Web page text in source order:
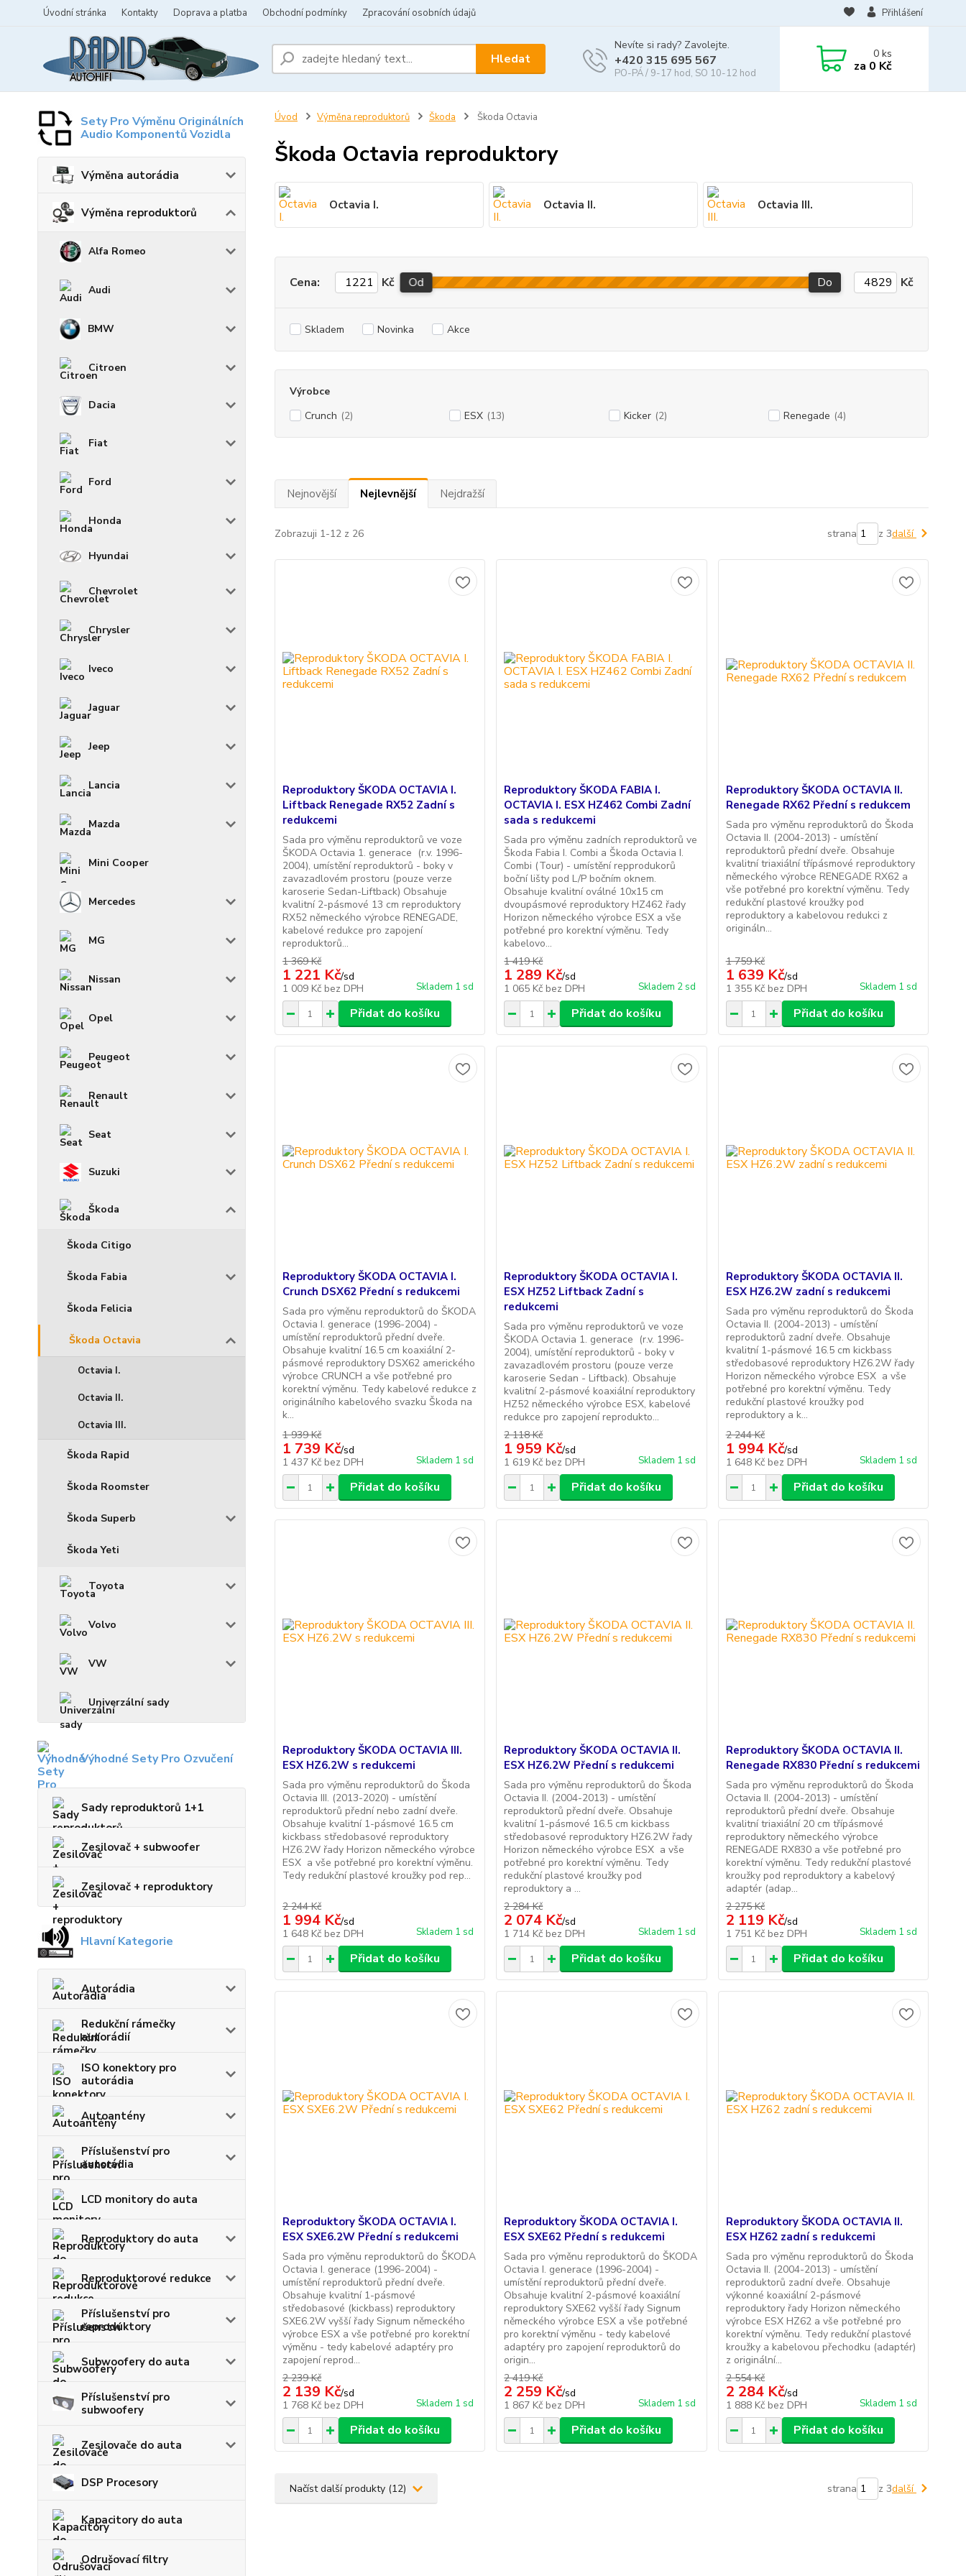
Úvodní stránka Kontakty Doprava a platba Obchodní podmínky Zpracování osobních údajů Přihlášení
Hledat
Nevíte si rady? Zavolejte.
+420 315 695 567
PO-PÁ / 9-17 hod, SO 10-12 hod
0ks
za 0 Kč
Sety Pro Výměnu Originálních
Audio Komponentů Vozidla
Výměna autorádia
Výměna reproduktorů
Alfa Romeo
Audi
BMW
Citroen
Dacia
Fiat
Ford
Honda
Hyundai
Chevrolet
Chrysler
Iveco
Jaguar
Jeep
Lancia
Mazda
Mini Cooper
Mercedes
MG
Nissan
Opel
Peugeot
Renault
Seat
Suzuki
Škoda
Škoda Citigo
Škoda Fabia
Škoda Felicia
Škoda Octavia
Octavia I.
Octavia II.
Octavia III.
Škoda Rapid
Škoda Roomster
Škoda Superb
Škoda Yeti
Toyota
Volvo
VW
Univerzální sady
Výhodné Sety Pro Ozvučení
Sady reproduktorů 1+1
Zesilovač + subwoofer
Zesilovač + reproduktory
Hlavní Kategorie
Autorádia
Redukční rámečky
autorádií
ISO konektory pro
autorádia
Autoantény
Příslušenství pro
autorádia
LCD monitory do auta
Reproduktory do auta
Reproduktorové redukce
Příslušenství pro
reproduktory
Subwoofery do auta
Příslušenství pro
subwoofery
Zesilovače do auta
DSP Procesory
Kapacitory do auta
Odrušovací filtry
Úvod Výměna reproduktorů Škoda Škoda Octavia
Škoda Octavia reproduktory
Octavia I. Octavia II. Octavia III.
Cena: Kč Od Do Kč
Skladem Novinka Akce
Výrobce
Crunch (2) ESX (13) Kicker (2) Renegade (4)
Nejnovější Nejlevnější Nejdražší
Zobrazuji 1-12 z 26 strana z 3další
Reproduktory ŠKODA OCTAVIA I.
Liftback Renegade RX52 Zadní s
redukcemi
Sada pro výměnu reproduktorů ve voze
ŠKODA Octavia 1. generace (r.v. 1996-
2004), umístění reproduktorů - boky v
zavazadlovém prostoru (pouze verze
karoserie Sedan-Liftback) Obsahuje
kvalitní 2-pásmové 13 cm reproduktory
RX52 německého výrobce RENEGADE,
kabelové redukce pro zapojení
reproduktorů...
1 369 Kč
1 221 Kč/sd
1 009 Kč bez DPH Skladem 1 sd
Přidat do košíku
Reproduktory ŠKODA FABIA I.
OCTAVIA I. ESX HZ462 Combi Zadní
sada s redukcemi
Sada pro výměnu zadních reproduktorů ve
Škoda Fabia I. Combi a Škoda Octavia I.
Combi (Tour) - umístění repprodukorů
boční lišty pod L/P bočním oknem.
Obsahuje kvalitní oválné 10x15 cm
dvoupásmové reproduktory HZ462 řady
Horizon německého výrobce ESX a vše
potřebné pro korektní výměnu. Tedy
kabelovo...
1 419 Kč
1 289 Kč/sd
1 065 Kč bez DPH Skladem 2 sd
Přidat do košíku
Reproduktory ŠKODA OCTAVIA II.
Renegade RX62 Přední s redukcem
Sada pro výměnu reproduktorů do Škoda
Octavia II. (2004-2013) - umístění
reproduktorů přední dveře. Obsahuje
kvalitní triaxiální třípásmové reproduktory
německého výrobce RENEGADE RX62 a
vše potřebné pro korektní výměnu. Tedy
redukční plastové kroužky pod
reproduktory a kabelovou redukci z
origináln...
1 759 Kč
1 639 Kč/sd
1 355 Kč bez DPH Skladem 1 sd
Přidat do košíku
Reproduktory ŠKODA OCTAVIA I.
Crunch DSX62 Přední s redukcemi
Sada pro výměnu reproduktorů do ŠKODA
Octavia I. generace (1996-2004) -
umístění reproduktorů přední dveře.
Obsahuje kvalitní 16.5 cm koaxiální 2-
pásmové reproduktory DSX62 amerického
výrobce CRUNCH a vše potřebné pro
korektní výměnu. Tedy kabelové redukce z
originálního kabelového svazku Škoda na
k...
1 939 Kč
1 739 Kč/sd
1 437 Kč bez DPH Skladem 1 sd
Přidat do košíku
Reproduktory ŠKODA OCTAVIA I.
ESX HZ52 Liftback Zadní s
redukcemi
Sada pro výměnu reproduktorů ve voze
ŠKODA Octavia 1. generace (r.v. 1996-
2004), umístění reproduktorů - boky v
zavazadlovém prostoru (pouze verze
karoserie Sedan - Liftback). Obsahuje
kvalitní 2-pásmové koaxiální reproduktory
HZ52 německého výrobce ESX, kabelové
redukce pro zapojení reprodukto...
2 118 Kč
1 959 Kč/sd
1 619 Kč bez DPH Skladem 1 sd
Přidat do košíku
Reproduktory ŠKODA OCTAVIA II.
ESX HZ6.2W zadní s redukcemi
Sada pro výměnu reproduktorů do Škoda
Octavia II. (2004-2013) - umístění
reproduktorů zadní dveře. Obsahuje
kvalitní 1-pásmové 16.5 cm kickbass
středobasové reproduktory HZ6.2W řady
Horizon německého výrobce ESX a vše
potřebné pro korektní výměnu. Tedy
redukční plastové kroužky pod
reproduktory a k...
2 244 Kč
1 994 Kč/sd
1 648 Kč bez DPH Skladem 1 sd
Přidat do košíku
Reproduktory ŠKODA OCTAVIA III.
ESX HZ6.2W s redukcemi
Sada pro výměnu reproduktorů do Škoda
Octavia III. (2013-2020) - umístění
reproduktorů přední nebo zadní dveře.
Obsahuje kvalitní 1-pásmové 16.5 cm
kickbass středobasové reproduktory
HZ6.2W řady Horizon německého výrobce
ESX a vše potřebné pro korektní výměnu.
Tedy redukční plastové kroužky pod rep...
2 244 Kč
1 994 Kč/sd
1 648 Kč bez DPH Skladem 1 sd
Přidat do košíku
Reproduktory ŠKODA OCTAVIA II.
ESX HZ6.2W Přední s redukcemi
Sada pro výměnu reproduktorů do Škoda
Octavia II. (2004-2013) - umístění
reproduktorů přední dveře. Obsahuje
kvalitní 1-pásmové 16.5 cm kickbass
středobasové reproduktory HZ6.2W řady
Horizon německého výrobce ESX a vše
potřebné pro korektní výměnu. Tedy
redukční plastové kroužky pod
reproduktory a ...
2 284 Kč
2 074 Kč/sd
1 714 Kč bez DPH Skladem 1 sd
Přidat do košíku
Reproduktory ŠKODA OCTAVIA II.
Renegade RX830 Přední s redukcemi
Sada pro výměnu reproduktorů do Škoda
Octavia II. (2004-2013) - umístění
reproduktorů přední dveře. Obsahuje
kvalitní triaxiální 20 cm třípásmové
reproduktory německého výrobce
RENEGADE RX830 a vše potřebné pro
korektní výměnu. Tedy redukční plastové
kroužky pod reproduktory a kabelový
adaptér (adap...
2 275 Kč
2 119 Kč/sd
1 751 Kč bez DPH Skladem 1 sd
Přidat do košíku
Reproduktory ŠKODA OCTAVIA I.
ESX SXE6.2W Přední s redukcemi
Sada pro výměnu reproduktorů do ŠKODA
Octavia I. generace (1996-2004) -
umístění reproduktorů přední dveře.
Obsahuje kvalitní 1-pásmové
středobasové (kickbass) reproduktory
SXE6.2W vyšší řady Signum německého
výrobce ESX a vše potřebné pro korektní
výměnu - tedy kabelové adaptéry pro
zapojení reprod...
2 239 Kč
2 139 Kč/sd
1 768 Kč bez DPH Skladem 1 sd
Přidat do košíku
Reproduktory ŠKODA OCTAVIA I.
ESX SXE62 Přední s redukcemi
Sada pro výměnu reproduktorů do ŠKODA
Octavia I. generace (1996-2004) -
umístění reproduktorů přední dveře.
Obsahuje kvalitní 2-pásmové koaxiální
reproduktory SXE62 vyšší řady Signum
německého výrobce ESX a vše potřebné
pro korektní výměnu - tedy kabelové
adaptéry pro zapojení reproduktorů do
origin...
2 419 Kč
2 259 Kč/sd
1 867 Kč bez DPH Skladem 1 sd
Přidat do košíku
Reproduktory ŠKODA OCTAVIA II.
ESX HZ62 zadní s redukcemi
Sada pro výměnu reproduktorů do Škoda
Octavia II. (2004-2013) - umístění
reproduktorů zadní dveře. Obsahuje
výkonné koaxiální 2-pásmové
reproduktory řady Horizon německého
výrobce ESX HZ62 a vše potřebné pro
korektní výměnu. Tedy redukční plastové
kroužky a kabelovou přechodku (adaptér)
z originální...
2 554 Kč
2 284 Kč/sd
1 888 Kč bez DPH Skladem 1 sd
Přidat do košíku
Načíst další produkty (12) strana z 3další